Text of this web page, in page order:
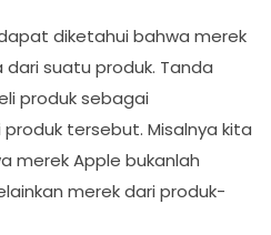
diketahui bahwa merek
suatu produk. Tanda
produk sebagai
tersebut. Misalnya kita
merek Apple bukanlah
merek dari produk-